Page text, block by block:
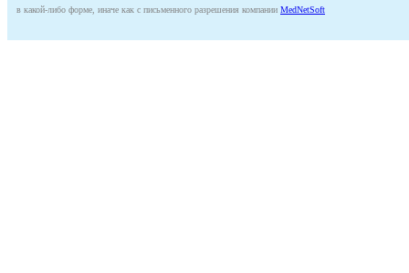
в какой-либо форме, иначе как с письменного разрешения компании MedNetSoft